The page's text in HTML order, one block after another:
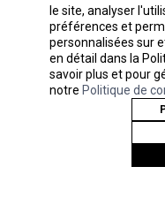
le site, analyser
préférences et
personnalisées sur
en détail dans la
savoir plus et pour
notre Politique de